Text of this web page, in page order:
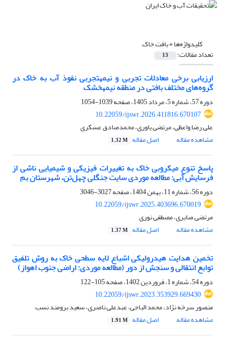
کلیدواژه‌ها =بافت خاک
تعداد مقالات: 13
ارزیابی برخی معادلات تجربی و نیمه‏تجربی نفوذ آب به خاک در
گروه‌های مختلف بافتی در منطقه نیمه‏خشک
دوره 57، شماره 5، مرداد 1405، صفحه
1039-1054
10.22059/ijswr.2026.411816.670107
علی‏‏ رضا واعظی، مرتضی یاوری، محمدصادق عسکری
مشاهده مقاله
اصل مقاله 1.32 M
پاسخ تنوع میکروبی خاک به تغییرات فیزیکی و شیمیایی ناشی از
فرسایش آبی: مطالعه موردی سایت جنگلی چهل‌تن، شهرستان بم
دوره 56، شماره 11، بهمن 1404، صفحه
3027-3046
10.22059/ijswr.2025.403696.670019
مرتضی صابری، مصطفی نوری
مشاهده مقاله
اصل مقاله 1.37 M
تخمین هدایت هیدرولیکی اشباع لایه سطحی خاک به روش تلفیق
توابع انتقالی و سنجش از دور (مطالعه موردی: اراضی جنوب اهواز)
دوره 54، شماره 1، فروردین 1402، صفحه
105-122
10.22059/ijswr.2023.353929.669430
منصور سرخه نژاد، محمد الباجی، عبدعلی ناصری، سعید برومند نسب
مشاهده مقاله
اصل مقاله 1.91 M